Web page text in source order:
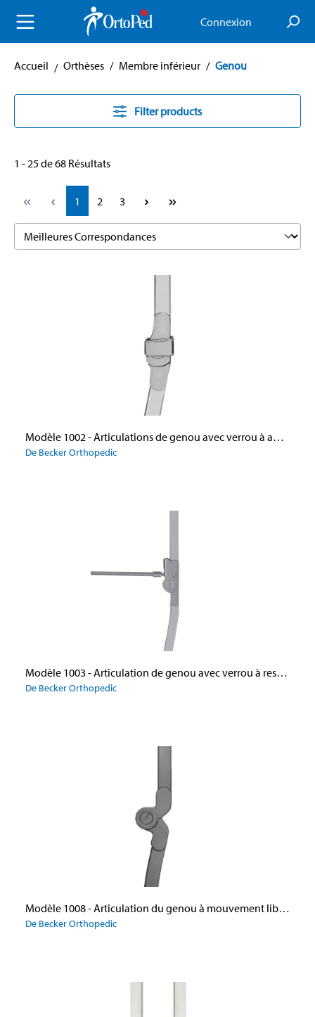
principal Connexion
Accueil Orthèses / Membre inférieur / Genou
Filter products
1 - 25 de 68 Résultats
Page
1 Page
2 Page
3
Modèle 1002 - Articulations de genou avec verrou à anneau (modifié)
De Becker Orthopedic
Modèle 1003 - Articulation de genou avec verrou à ressort
De Becker Orthopedic
Modèle 1008 - Articulation du genou à mouvement libre avec déviation axiale postérieure
De Becker Orthopedic